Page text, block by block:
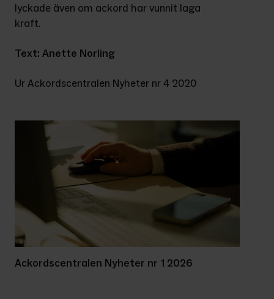
lyckade även om ackord har vunnit laga
kraft.
Text: Anette Norling
Ur Ackordscentralen Nyheter nr 4 2020
Ackordscentralen Nyheter nr 1 2026